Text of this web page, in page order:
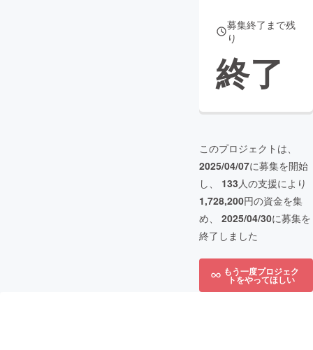
募集終了まで残
り
終了
このプロジェクトは、
2025/04/07に募集を開始
し、 133人の支援により
1,728,200円の資金を集
め、 2025/04/30に募集を
終了しました
もう一度プロジェク
トをやってほしい